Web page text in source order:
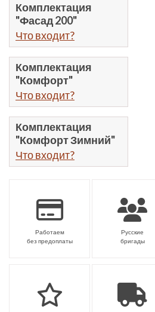
Комплектация
"Фасад 200"
Что входит?
Комплектация
"Комфорт"
Что входит?
Комплектация
"Комфорт Зимний"
Что входит?
Работаем
без предоплаты
Русские
бригады